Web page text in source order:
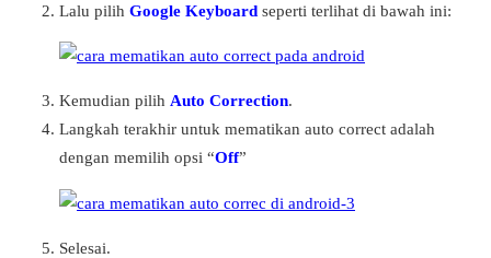
Lalu pilih Google Keyboard seperti terlihat di bawah ini:
Kemudian pilih Auto Correction.
Langkah terakhir untuk mematikan auto correct adalah
dengan memilih opsi “Off”
Selesai.